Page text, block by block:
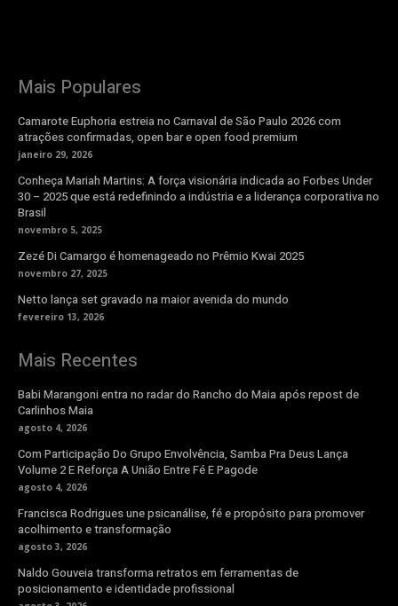
Mais Populares
Camarote Euphoria estreia no Carnaval de São Paulo 2026 com
atrações confirmadas, open bar e open food premium
janeiro 29, 2026
Conheça Mariah Martins: A força visionária indicada ao Forbes Under
30 – 2025 que está redefinindo a indústria e a liderança corporativa no
Brasil
novembro 5, 2025
Zezé Di Camargo é homenageado no Prêmio Kwai 2025
novembro 27, 2025
Netto lança set gravado na maior avenida do mundo
fevereiro 13, 2026
Mais Recentes
Babi Marangoni entra no radar do Rancho do Maia após repost de
Carlinhos Maia
agosto 4, 2026
Com Participação Do Grupo Envolvência, Samba Pra Deus Lança
Volume 2 E Reforça A União Entre Fé E Pagode
agosto 4, 2026
Francisca Rodrigues une psicanálise, fé e propósito para promover
acolhimento e transformação
agosto 3, 2026
Naldo Gouveia transforma retratos em ferramentas de
posicionamento e identidade profissional